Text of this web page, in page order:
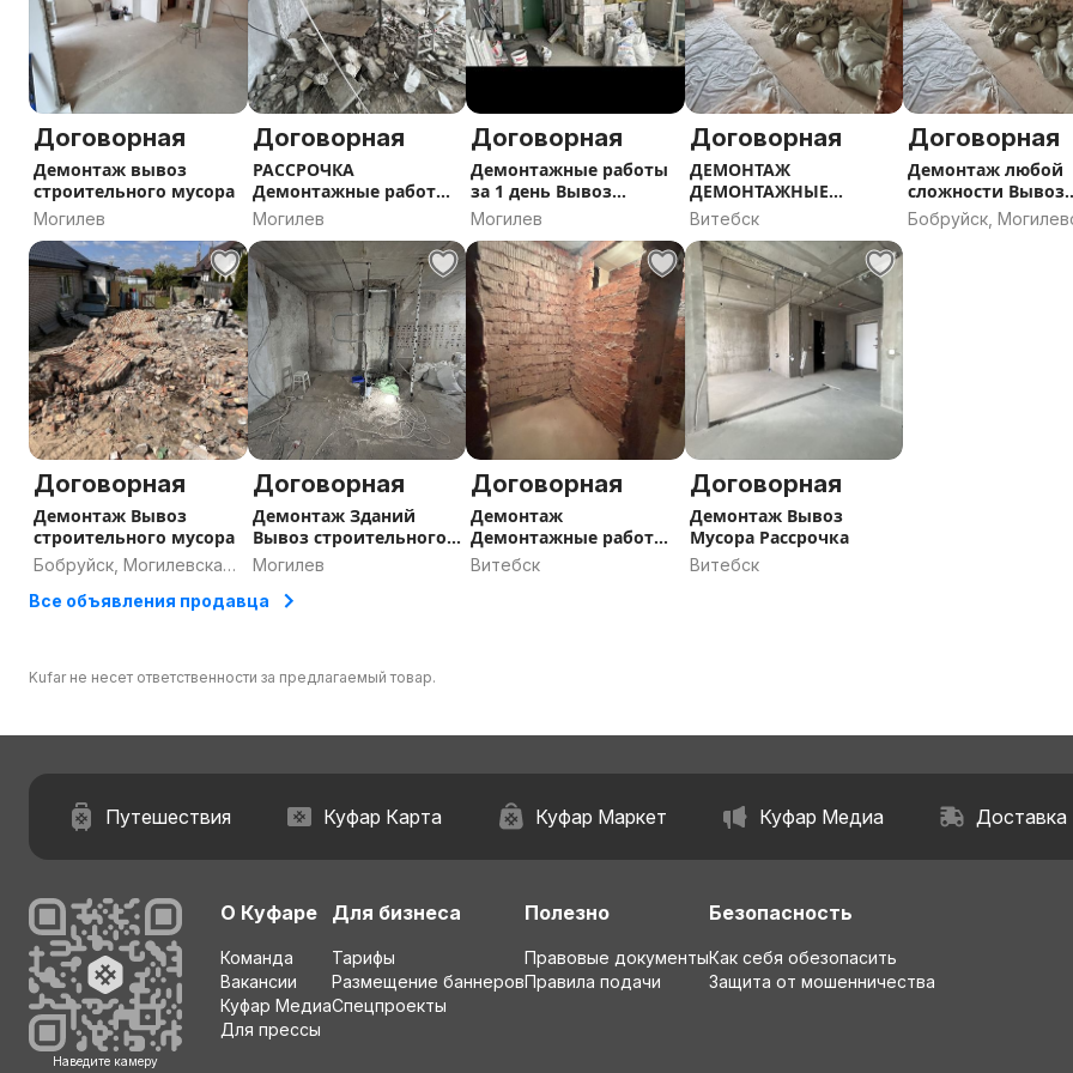
Договорная
Демонтаж вывоз
строительного мусора
Могилев
Договорная
РАССРОЧКА
Демонтажные работы
Вывоз строительного
Могилев
Договорная
Демонтажные работы
за 1 день Вывоз
строительного мусора
Могилев
Договорная
ДЕМОНТАЖ
ДЕМОНТАЖНЫЕ
РАБОТЫ ВЫВОЗ
Витебск
Договорная
Демонтаж любой
сложности Вывоз
мусора
Бобруйск,
Договорная
Демонтаж Вывоз
строительного мусора
Бобруйск, Могилевская
Договорная
Демонтаж Зданий
Вывоз строительного
мусора
Могилев
Договорная
Демонтаж
Демонтажные работы
Вывоз мусора
Витебск
Договорная
Демонтаж Вывоз
Мусора Рассрочка
Витебск
Все объявления продавца
Kufar не несет ответственности за предлагаемый товар.
Путешествия Куфар Карта Куфар Маркет Куфар Медиа Доставка
Наведите камеру
О Куфаре
Команда
Вакансии
Куфар Медиа
Для прессы
Для бизнеса
Тарифы
Размещение баннеров
Спецпроекты
Полезно
Правовые документы
Правила подачи
Безопасность
Как себя обезопасить
Защита от мошенничества